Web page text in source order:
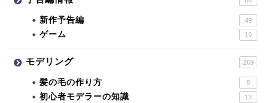
新作予告編 49
ゲーム 19
モデリング 269
髪の毛の作り方 9
初心者モデラーの知識 13